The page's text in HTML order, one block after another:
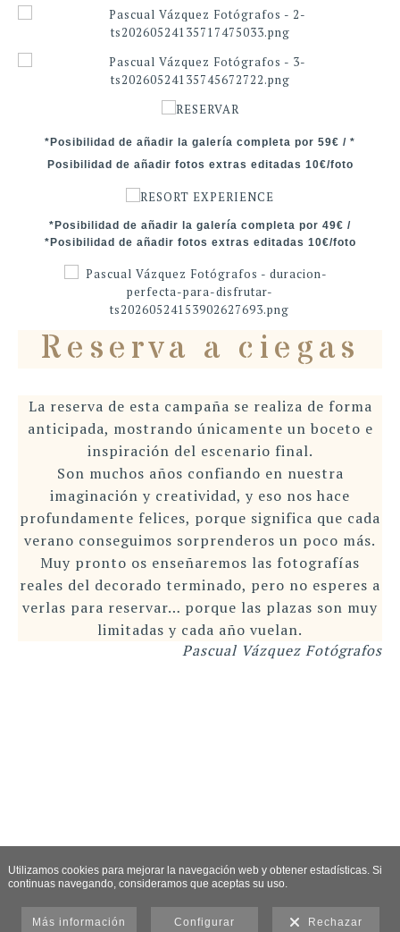
*Posibilidad de añadir la galería completa por 59€ / *
Posibilidad de añadir fotos extras editadas 10€/foto
*Posibilidad de añadir la galería completa por 49€ /
*Posibilidad de añadir fotos extras editadas 10€/foto
Reserva a ciegas
La reserva de esta campaña se realiza de forma
anticipada, mostrando únicamente un boceto e
inspiración del escenario final.
Son muchos años confiando en nuestra
imaginación y creatividad, y eso nos hace
profundamente felices, porque significa que cada
verano conseguimos sorprenderos un poco más.
Muy pronto os enseñaremos las fotografías
reales del decorado terminado, pero no esperes a
verlas para reservar… porque las plazas son muy
limitadas y cada año vuelan.
Pascual Vázquez Fotógrafos
Utilizamos cookies para mejorar la navegación web y obtener estadísticas. Si
continuas navegando, consideramos que aceptas su uso.
Más información Configurar Rechazar